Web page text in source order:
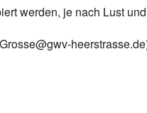
werden, je nach Lust